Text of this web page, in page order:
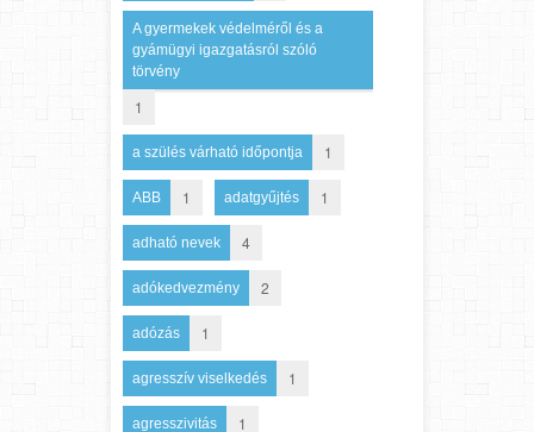
A gyermekek védelméről és a
gyámügyi igazgatásról szóló
törvény
1
a szülés várható időpontja 1
ABB 1 adatgyűjtés 1
adható nevek 4
adókedvezmény 2
adózás 1
agresszív viselkedés 1
agresszivitás 1